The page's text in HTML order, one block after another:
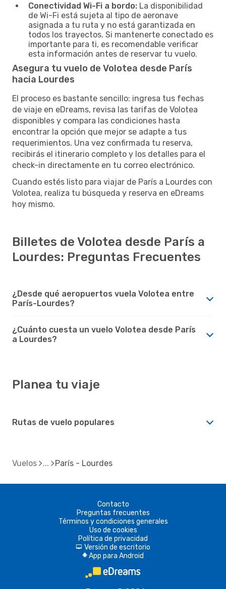
Conectividad Wi-Fi a bordo: La disponibilidad
de Wi-Fi está sujeta al tipo de aeronave
asignada a tu ruta y no está garantizada en
todos los trayectos. Si mantenerte conectado es
importante para ti, es recomendable verificar
esta información antes de reservar tu vuelo.
Asegura tu vuelo de Volotea desde París
hacia Lourdes
El proceso es bastante sencillo: ingresa tus fechas
de viaje en eDreams, revisa las tarifas de Volotea
disponibles y compara las condiciones hasta
encontrar la opción que mejor se adapte a tus
requerimientos. Una vez confirmada tu reserva,
recibirás el itinerario completo y los detalles para el
check-in directamente en tu correo electrónico.
Cuando estés listo para viajar de París a Lourdes con
Volotea, realiza tu búsqueda y reserva en eDreams
hoy mismo.
Billetes de Volotea desde París a
Lourdes: Preguntas Frecuentes
¿Desde qué aeropuertos vuela Volotea entre
París-Lourdes?
¿Cuánto cuesta un vuelo Volotea desde París
a Lourdes?
Planea tu viaje
Rutas de vuelo populares
Vuelos París - Lourdes
Contacto
Preguntas frecuentes
Términos y condiciones generales
Uso de cookies
Política de privacidad
d Versión de escritorio
A App para Android